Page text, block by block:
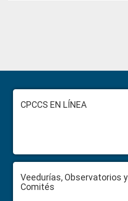
Sidebar
FooterCPCCS EN LÍNEA
Veedurías, Observatorios y
Comités